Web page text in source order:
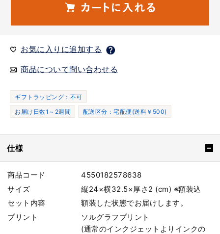
お気に入りに追加する
商品について問い合わせる
ギフトラッピング：不可
お届け日数1～2週間
配送区分：宅配便(送料￥500)
仕様
商品コード
4550182578638
サイズ
縦24×横32.5×厚さ2 (cm) ※額装込
セット内容
額装した状態でお届けします。
プリント
ソルグラフプリント
(通常のインクジェットよりインクの